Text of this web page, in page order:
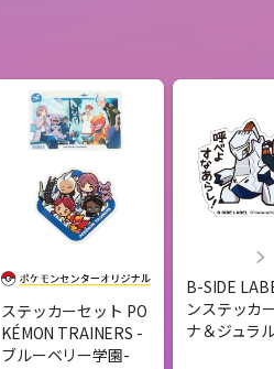
ステッカーセット PO
KÉMON TRAINERS -
ブルーベリー学園-
B-SIDE
ンステッ
ナ＆ジュラ